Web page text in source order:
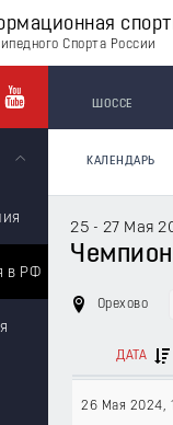
Спорта России
в РФ
ШОССЕ
КАЛЕНДАРЬ
25 - 27 Мая
Орехово
ДАТА
26 Мая 2024,